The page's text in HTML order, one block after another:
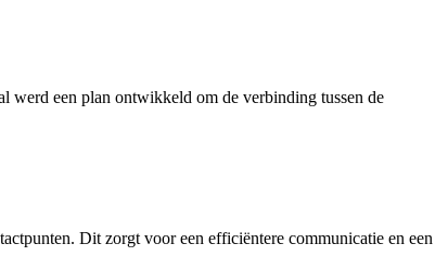
werd een plan ontwikkeld om de verbinding tussen de
Dit zorgt voor een efficiëntere communicatie en een